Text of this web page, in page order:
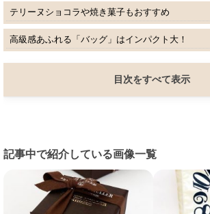
テリーヌショコラや焼き菓子もおすすめ
高級感あふれる「バッグ」はインパクト大！
目次をすべて表示
記事中で紹介している画像一覧